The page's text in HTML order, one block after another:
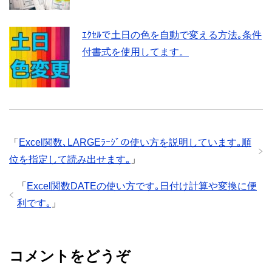
ｴｸｾﾙで土日の色を自動で変える方法｡条件
付書式を使用してます。
「 Excel関数､LARGEﾗｰｼﾞの使い方を説明しています｡順
位を指定して読み出せます｡ 」
「 Excel関数DATEの使い方です｡日付け計算や変換に便
利です｡ 」
コメントをどうぞ